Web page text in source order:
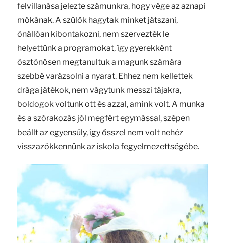
felvillanása jelezte számunkra, hogy vége az aznapi
mókának. A szülők hagytak minket játszani,
önállóan kibontakozni, nem szervezték le
helyettünk a programokat, így gyerekként
ösztönösen megtanultuk a magunk számára
szebbé varázsolni a nyarat. Ehhez nem kellettek
drága játékok, nem vágytunk messzi tájakra,
boldogok voltunk ott és azzal, amink volt. A munka
és a szórakozás jól megfért egymással, szépen
beállt az egyensúly, így ősszel nem volt nehéz
visszazökkennünk az iskola fegyelmezettségébe.